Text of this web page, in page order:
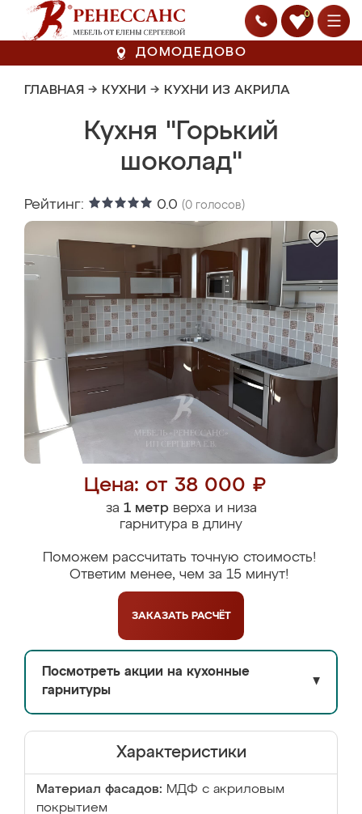
0
ДОМОДЕДОВО
ГЛАВНАЯ → КУХНИ → КУХНИ ИЗ АКРИЛА
Кухня "Горький
шоколад"
Рейтинг: 0.0 (0 голосов)
Цена: от 38 000 ₽
за 1 метрверха и низа
гарнитура в длину
Поможем рассчитать точную стоимость!
Ответим менее, чем за 15 минут!
ЗАКАЗАТЬ РАСЧЁТ
Посмотреть акции на кухонные
гарнитуры
▼
Характеристики
Материал фасадов: МДФ с акриловым
покрытием